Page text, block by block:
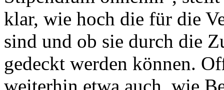
klar, wie hoch die für die
sind und ob sie durch die
gedeckt werden können.
weiterhin etwa auch, wie